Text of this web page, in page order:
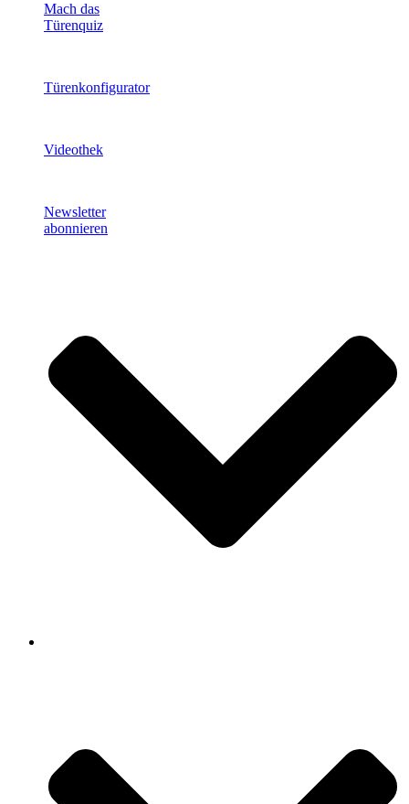
Mach das
Türenquiz
Türenkonfigurator
Videothek
Newsletter
abonnieren